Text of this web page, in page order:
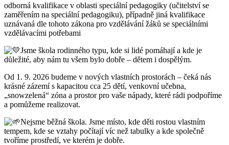
odborná kvalifikace v oblasti speciální pedagogiky (učitelství se
zaměřením na speciální pedagogiku), případně jiná kvalifikace
uznávaná dle tohoto zákona pro vzdělávání žáků se speciálními
vzdělávacími potřebami
Jsme škola rodinného typu, kde si lidé pomáhají a kde je
důležité, aby nám tu všem bylo dobře – dětem i dospělým.
Od 1. 9. 2026 budeme v nových vlastních prostorách – čeká nás
krásné zázemí s kapacitou cca 25 dětí, venkovní učebna,
„snowzelená“ zóna a prostor pro vaše nápady, které rádi podpoříme
a pomůžeme realizovat.
Nejsme běžná škola. Jsme místo, kde děti rostou vlastním
tempem, kde se vztahy počítají víc než tabulky a kde společně
tvoříme prostředí, ve kterém je dobře.